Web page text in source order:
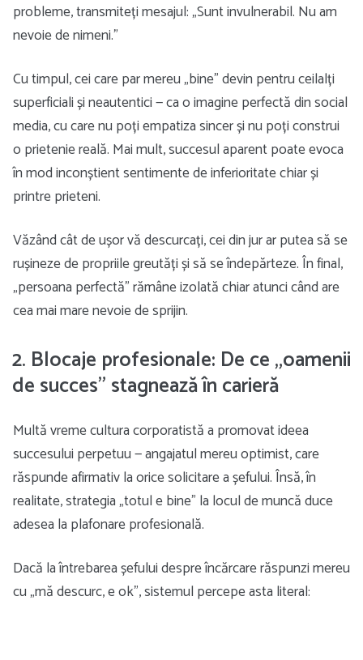
probleme, transmiteți mesajul: „Sunt invulnerabil. Nu am
nevoie de nimeni.”
Cu timpul, cei care par mereu „bine” devin pentru ceilalți
superficiali și neautentici — ca o imagine perfectă din social
media, cu care nu poți empatiza sincer și nu poți construi
o prietenie reală. Mai mult, succesul aparent poate evoca
în mod inconștient sentimente de inferioritate chiar și
printre prieteni.
Văzând cât de ușor vă descurcați, cei din jur ar putea să se
rușineze de propriile greutăți și să se îndepărteze. În final,
„persoana perfectă” rămâne izolată chiar atunci când are
cea mai mare nevoie de sprijin.
2. Blocaje profesionale: De ce „oamenii
de succes” stagnează în carieră
Multă vreme cultura corporatistă a promovat ideea
succesului perpetuu — angajatul mereu optimist, care
răspunde afirmativ la orice solicitare a șefului. Însă, în
realitate, strategia „totul e bine” la locul de muncă duce
adesea la plafonare profesională.
Dacă la întrebarea șefului despre încărcare răspunzi mereu
cu „mă descurc, e ok”, sistemul percepe asta literal: